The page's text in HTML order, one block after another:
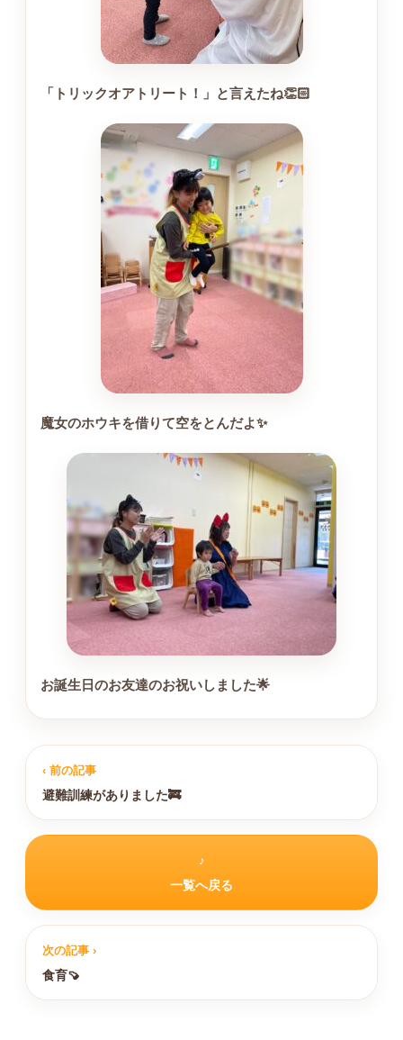
「トリックオアトリート！」と言えたね👏🏻
魔女のホウキを借りて空をとんだよ✨
お誕生日のお友達のお祝いしました🌟
‹ 前の記事
避難訓練がありました🚒
♪
一覧へ戻る
次の記事 ›
食育🍠